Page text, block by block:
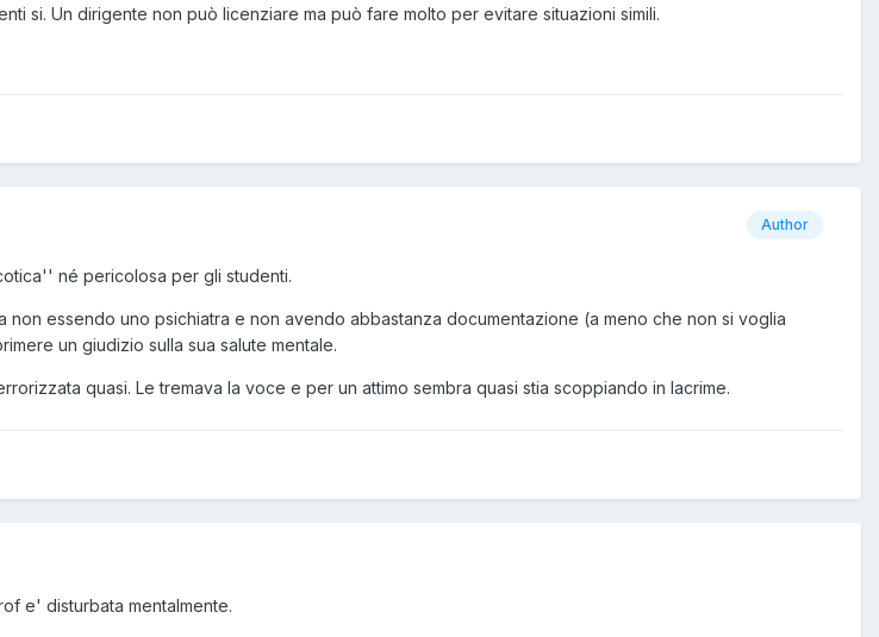
si. Un dirigente non può licenziare ma può fare molto per evitare situazioni simili.
Author
né pericolosa per gli studenti.
essendo uno psichiatra e non avendo abbastanza documentazione (a meno che non si voglia
un giudizio sulla sua salute mentale.
quasi. Le tremava la voce e per un attimo sembra quasi stia scoppiando in lacrime.
e' disturbata mentalmente.